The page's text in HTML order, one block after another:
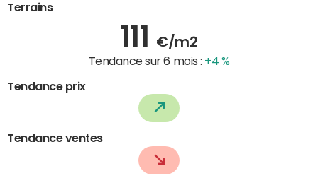
Terrains
111 €/m2
Tendance sur 6 mois : +4 %
Tendance prix
Tendance ventes